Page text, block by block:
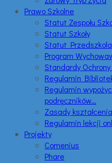
Prawo Szkolne
Statut Zespołu
Statut Szkoły
Statut Przedszkola
Program
Standardy
Regulamin
Regulamin
podręczników…
Zasady
Regulamin lekcji
Projekty
Comenius
Phare